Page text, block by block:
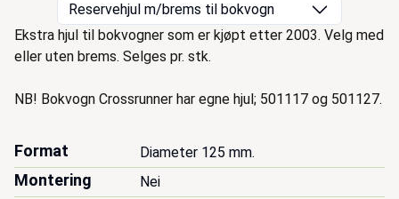
Reservehjul m/brems til bokvogn
Beskrivelse
Ekstra hjul til bokvogner som er kjøpt etter 2003. Velg med
eller uten brems. Selges pr. stk.
NB! Bokvogn Crossrunner har egne hjul; 501117 og 501127.
Format Diameter 125 mm.
Montering Nei